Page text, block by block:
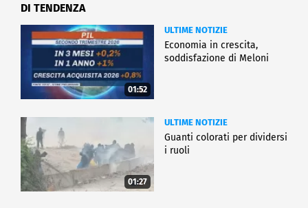
DI TENDENZA
01:52
ULTIME NOTIZIE
Economia in crescita,
soddisfazione di Meloni
01:27
ULTIME NOTIZIE
Guanti colorati per dividersi
i ruoli